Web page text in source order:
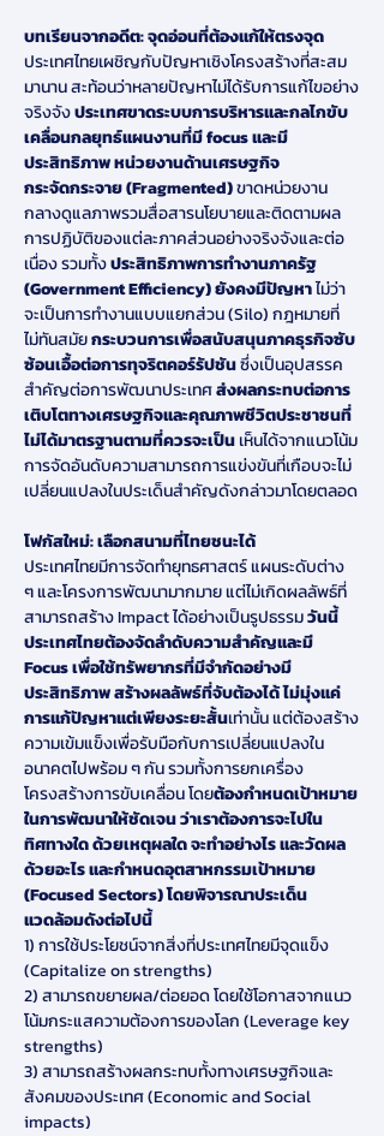
บทเรียนจากอดีต: จุดอ่อนที่ต้องแก้ให้ตรงจุด
ประเทศไทยเผชิญกับปัญหาเชิงโครงสร้างที่สะสม
มานาน สะท้อนว่าหลายปัญหาไม่ได้รับการแก้ไขอย่าง
จริงจัง ประเทศขาดระบบการบริหารและกลไกขับ
เคลื่อนกลยุทธ์แผนงานที่มี focus และมี
ประสิทธิภาพ หน่วยงานด้านเศรษฐกิจ
กระจัดกระจาย (Fragmented) ขาดหน่วยงาน
กลางดูแลภาพรวมสื่อสารนโยบายและติดตามผล
การปฏิบัติของแต่ละภาคส่วนอย่างจริงจังและต่อ
เนื่อง รวมทั้ง ประสิทธิภาพการทำงานภาครัฐ
(Government Efficiency) ยังคงมีปัญหา ไม่ว่า
จะเป็นการทำงานแบบแยกส่วน (Silo) กฎหมายที่
ไม่ทันสมัย กระบวนการเพื่อสนับสนุนภาคธุรกิจซับ
ซ้อนเอื้อต่อการทุจริตคอร์รัปชัน ซึ่งเป็นอุปสรรค
สำคัญต่อการพัฒนาประเทศ ส่งผลกระทบต่อการ
เติบโตทางเศรษฐกิจและคุณภาพชีวิตประชาชนที่
ไม่ได้มาตรฐานตามที่ควรจะเป็น เห็นได้จากแนวโน้ม
การจัดอันดับความสามารถการแข่งขันที่เกือบจะไม่
เปลี่ยนแปลงในประเด็นสำคัญดังกล่าวมาโดยตลอด
โฟกัสใหม่: เลือกสนามที่ไทยชนะได้
ประเทศไทยมีการจัดทำยุทธศาสตร์ แผนระดับต่าง
ๆ และโครงการพัฒนามากมาย แต่ไม่เกิดผลลัพธ์ที่
สามารถสร้าง Impact ได้อย่างเป็นรูปธรรม วันนี้
ประเทศไทยต้องจัดลำดับความสำคัญและมี
Focus เพื่อใช้ทรัพยากรที่มีจำกัดอย่างมี
ประสิทธิภาพ สร้างผลลัพธ์ที่จับต้องได้ ไม่มุ่งแค่
การแก้ปัญหาแต่เพียงระยะสั้นเท่านั้น แต่ต้องสร้าง
ความเข้มแข็งเพื่อรับมือกับการเปลี่ยนแปลงใน
อนาคตไปพร้อม ๆ กัน รวมทั้งการยกเครื่อง
โครงสร้างการขับเคลื่อน โดยต้องกำหนดเป้าหมาย
ในการพัฒนาให้ชัดเจน ว่าเราต้องการจะไปใน
ทิศทางใด ด้วยเหตุผลใด จะทำอย่างไร และวัดผล
ด้วยอะไร และกำหนดอุตสาหกรรมเป้าหมาย
(Focused Sectors) โดยพิจารณาประเด็น
แวดล้อมดังต่อไปนี้
1) การใช้ประโยชน์จากสิ่งที่ประเทศไทยมีจุดแข็ง
(Capitalize on strengths)
2) สามารถขยายผล/ต่อยอด โดยใช้โอกาสจากแนว
โน้มกระแสความต้องการของโลก (Leverage key
strengths)
3) สามารถสร้างผลกระทบทั้งทางเศรษฐกิจและ
สังคมของประเทศ (Economic and Social
impacts)